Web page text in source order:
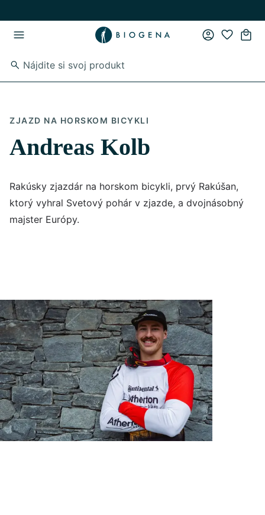
ZJAZD NA HORSKOM BICYKLI
Andreas Kolb
Rakúsky zjazdár na horskom bicykli, prvý Rakúšan,
ktorý vyhral Svetový pohár v zjazde, a dvojnásobný
majster Európy.